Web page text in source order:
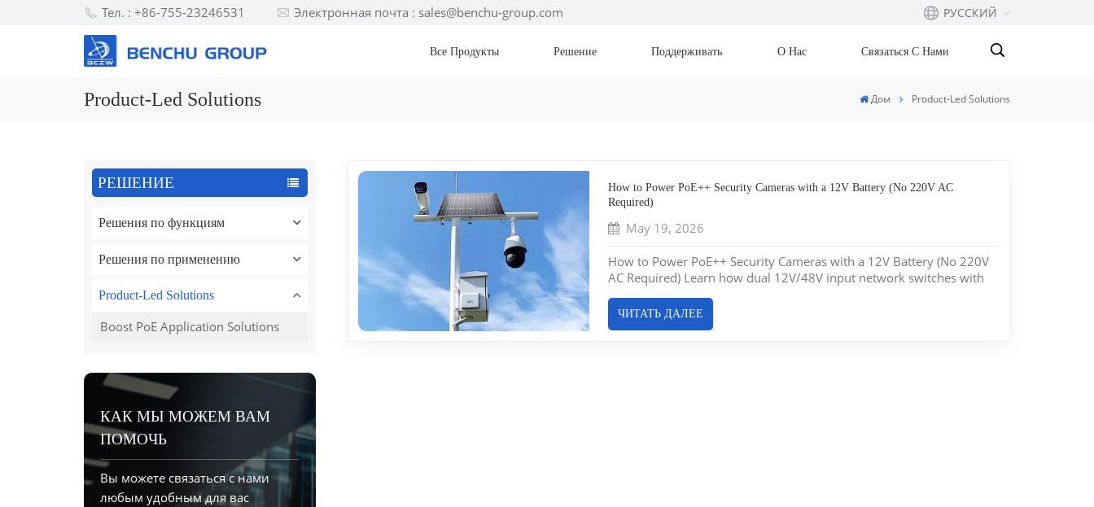
Тел. : +86-755-23246531 Электронная почта : sales@benchu-group.com РУССКИЙ
بالعربية
Все Продукты Решение Поддерживать О Нас Связаться С Нами
Product-Led Solutions Дом Product-Led Solutions
РЕШЕНИЕ
Решения по функциям
Решения по применению
Product-Led Solutions
Boost PoE Application Solutions
КАК МЫ МОЖЕМ ВАМ
ПОМОЧЬ
Вы можете связаться с нами
любым удобным для вас
How to Power PoE++ Security Cameras with a 12V Battery (No 220V AC
Required)
May 19, 2026
How to Power PoE++ Security Cameras with a 12V Battery (No 220V
AC Required) Learn how dual 12V/48V input network switches with
remote security deployments. Deploying high-power security
cameras in remote locations usually means one...
ЧИТАТЬ ДАЛЕЕ